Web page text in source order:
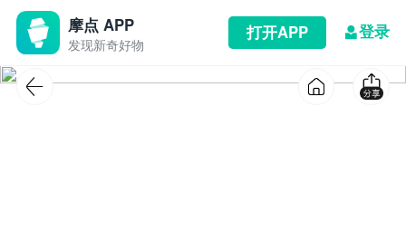
摩点 APP
发现新奇好物
打开APP 登录